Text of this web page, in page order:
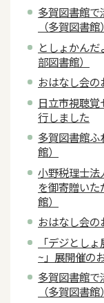
多賀図書館
（多賀図書館）
としょかん
部図書館）
おはなし会の
日立市視聴
行しました
多賀図書館
館）
小野税理士法
を御寄贈い
館）
おはなし会の
「デジとし
~」展開催の
多賀図書館
（多賀図書館）